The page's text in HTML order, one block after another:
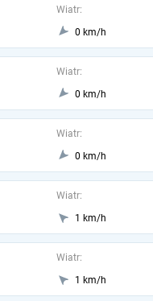
Wiatr:
0 km/h
Wiatr:
0 km/h
Wiatr:
0 km/h
Wiatr:
1 km/h
Wiatr:
1 km/h